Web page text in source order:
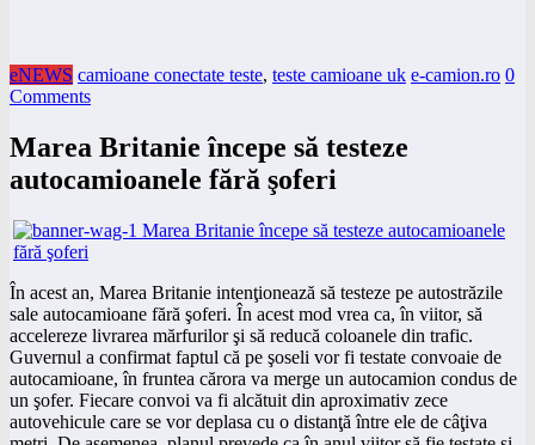
eNEWS camioane conectate teste, teste camioane uk e-camion.ro 0
Comments
Marea Britanie începe să testeze
autocamioanele fără şoferi
În acest an, Marea Britanie intenţionează să testeze pe autostrăzile
sale autocamioane fără şoferi. În acest mod vrea ca, în viitor, să
accelereze livrarea mărfurilor şi să reducă coloanele din trafic.
Guvernul a confirmat faptul că pe şoseli vor fi testate convoaie de
autocamioane, în fruntea cărora va merge un autocamion condus de
un şofer. Fiecare convoi va fi alcătuit din aproximativ zece
autovehicule care se vor deplasa cu o distanţă între ele de câţiva